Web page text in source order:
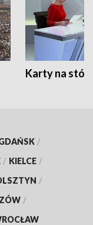
Karty na
/
/ KIELCE /
/
/